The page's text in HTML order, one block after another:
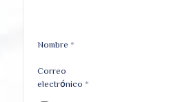
Nombre *
Correo
electrónico *